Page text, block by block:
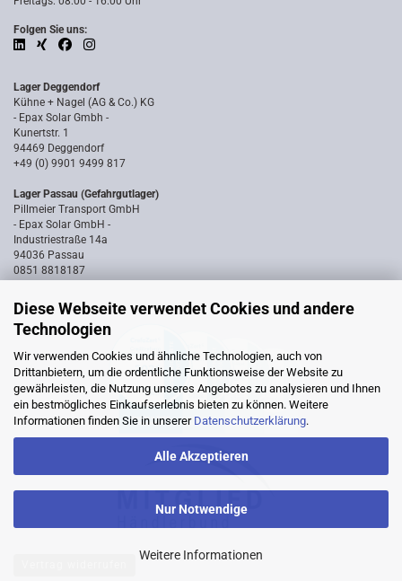
Diese Webseite verwendet Cookies und andere
Technologien
Wir verwenden Cookies und ähnliche Technologien, auch von
Drittanbietern, um die ordentliche Funktionsweise der Website zu
gewährleisten, die Nutzung unseres Angebotes zu analysieren und Ihnen
ein bestmögliches Einkaufserlebnis bieten zu können. Weitere
Informationen finden Sie in unserer Datenschutzerklärung.
Alle Akzeptieren
Nur Notwendige
Weitere Informationen
Folgen Sie uns:
Lager Deggendorf
Kühne + Nagel (AG & Co.) KG
- Epax Solar Gmbh -
Kunertstr. 1
94469 Deggendorf
+49 (0) 9901 9499 817
Lager Passau (Gefahrgutlager)
Pillmeier Transport GmbH
- Epax Solar GmbH -
Industriestraße 14a
94036 Passau
0851 8818187